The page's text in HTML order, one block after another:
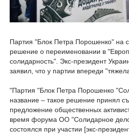
Партия "Блок Петра Порошенко" на
решение о переименовании в
солидарность". Экс-президент
заявил, что у партии впереди
"Партия "Блок Петра Порошенко
название – такое решение принял
предложение общественных
время форума ОО "Солидарное
состоялся при участии [экс-